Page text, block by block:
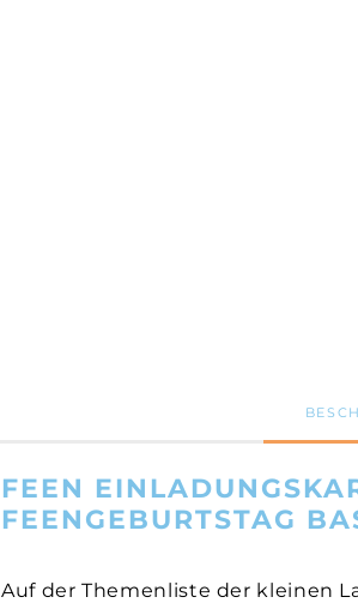
FEEN
FEENGEBURTSTAG
Auf der Themenliste der kleinen